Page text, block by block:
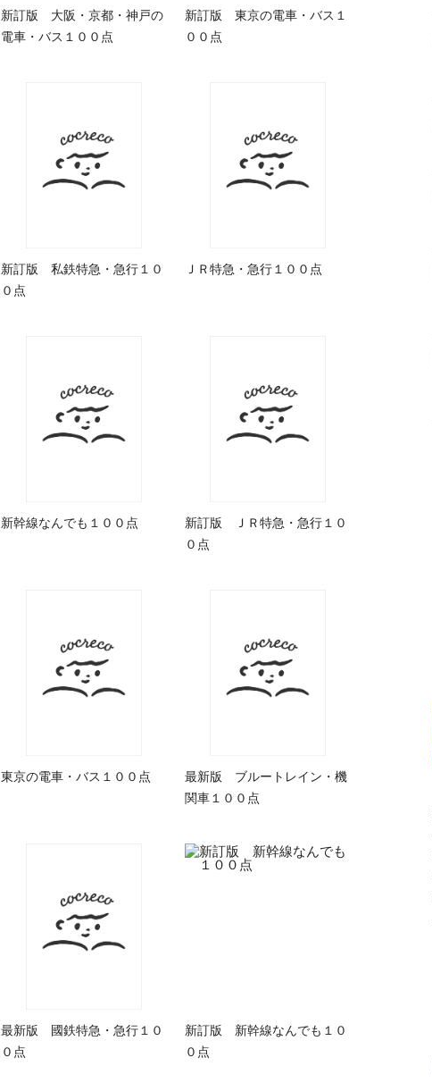
新訂版 大阪・京都・神戸の
電車・バス１００点
新訂版 東京の電車・バス１
００点
新訂版 私鉄特急・急行１０
０点
ＪＲ特急・急行１００点
新幹線なんでも１００点
新訂版 ＪＲ特急・急行１０
０点
東京の電車・バス１００点
最新版 ブルートレイン・機
関車１００点
最新版 國鉄特急・急行１０
０点
新訂版 新幹線なんでも１０
０点